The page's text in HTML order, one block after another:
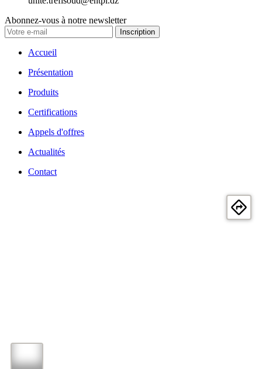
Abonnez-vous à notre newsletter
Inscription
Accueil
Présentation
Produits
Certifications
Appels d'offres
Actualités
Contact